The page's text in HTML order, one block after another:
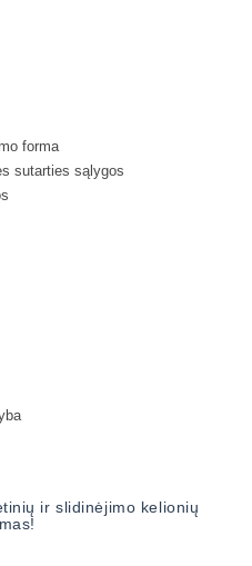
forma
sutarties sąlygos
ir slidinėjimo kelionių